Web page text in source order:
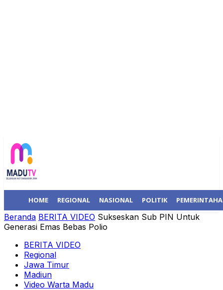
HOME REGIONAL NASIONAL POLITIK
Beranda BERITA VIDEO Sukseskan Sub PIN Untuk
Generasi Emas Bebas Polio
BERITA VIDEO
Regional
Jawa Timur
Madiun
Video Warta Madu